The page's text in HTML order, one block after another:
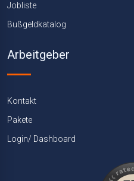
Jobliste
Bußgeldkatalog
Arbeitgeber
Kontakt
Pakete
Login/ Dashboard